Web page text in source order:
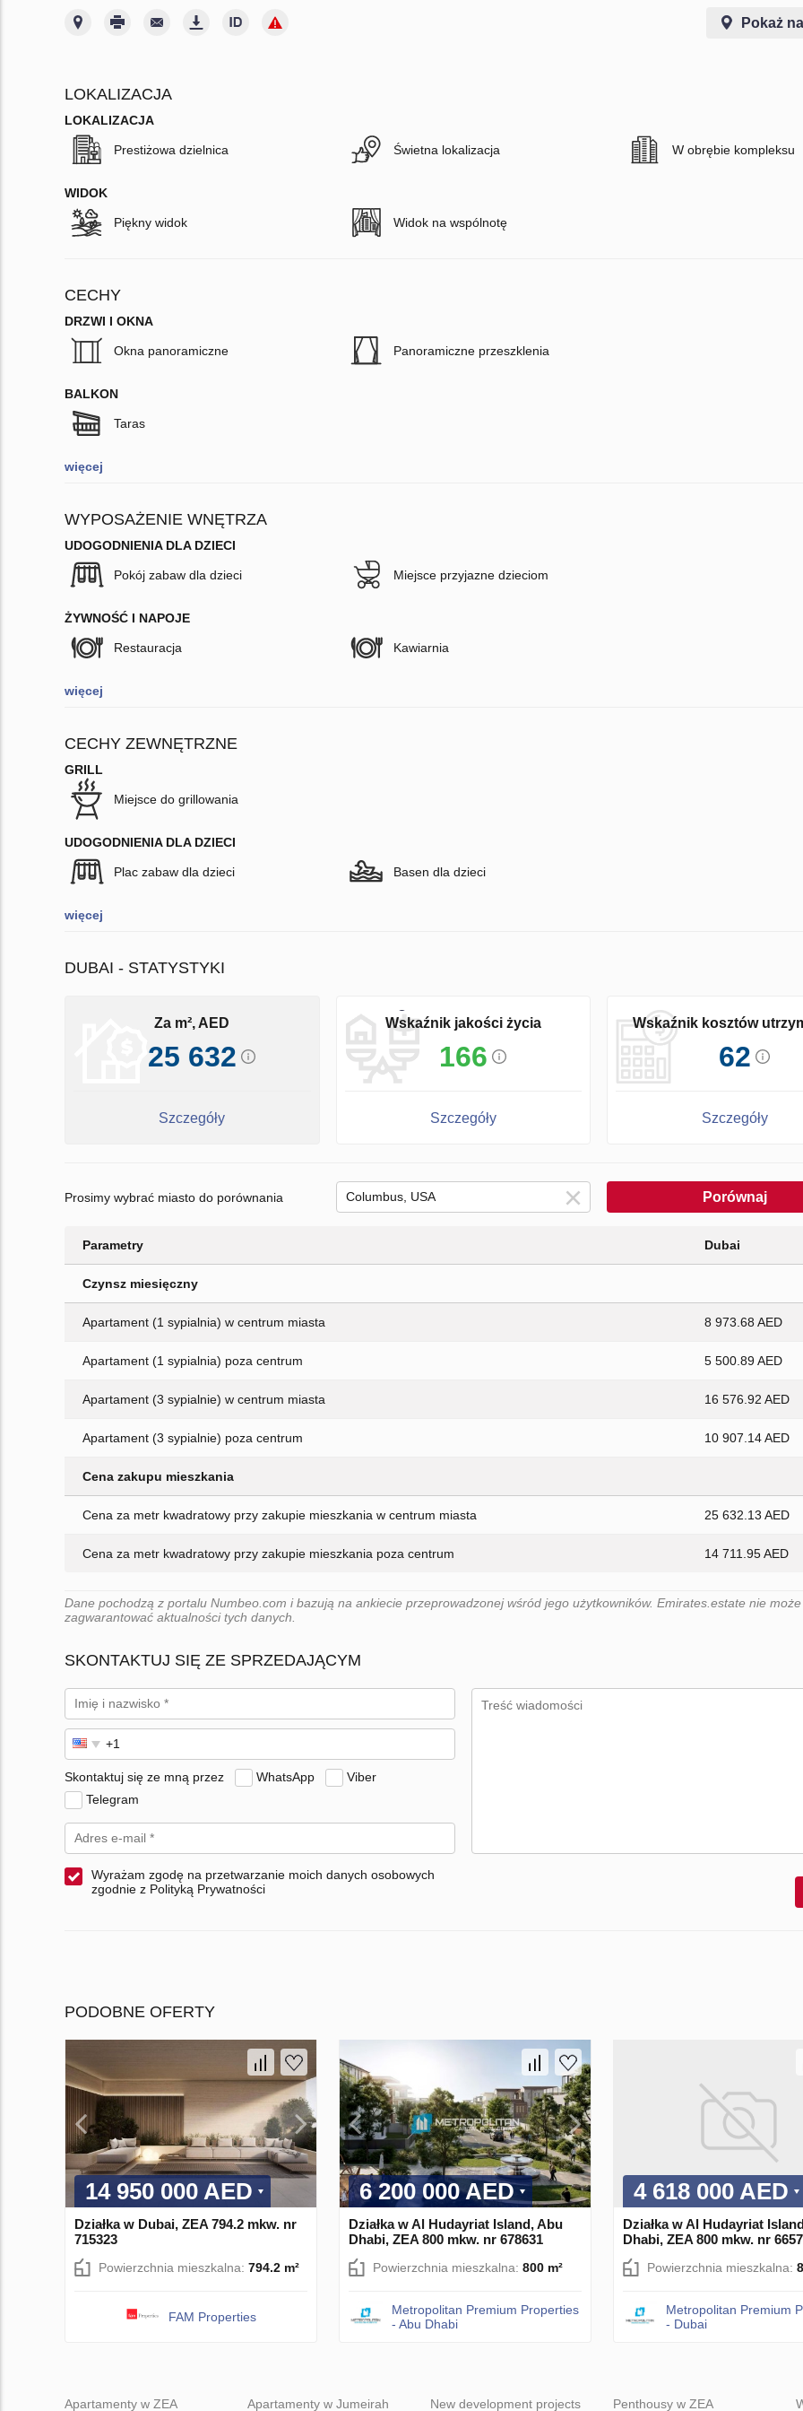
Pokaż
LOKALIZACJA
LOKALIZACJA
Prestiżowa dzielnica Świetna lokalizacja W obrębie kompleksu
WIDOK
Piękny widok Widok na wspólnotę
CECHY
DRZWI I OKNA
Okna panoramiczne Panoramiczne przeszklenia
BALKON
Taras
więcej
WYPOSAŻENIE WNĘTRZA
UDOGODNIENIA DLA DZIECI
Pokój zabaw dla dzieci Miejsce przyjazne dzieciom
ŻYWNOŚĆ I NAPOJE
Restauracja Kawiarnia
więcej
CECHY ZEWNĘTRZNE
GRILL
Miejsce do grillowania
UDOGODNIENIA DLA DZIECI
Plac zabaw dla dzieci Basen dla dzieci
więcej
DUBAI - STATYSTYKI
Za m², AED
25 632
Szczegóły
Wskaźnik jakości życia
166
Szczegóły
Wskaźnik kosztów
62
Szczegóły
Prosimy wybrać miasto do porównania Porównaj
Parametry Dubai
Czynsz miesięczny
Apartament (1 sypialnia) w centrum miasta 8 973.68 AED
Apartament (1 sypialnia) poza centrum 5 500.89 AED
Apartament (3 sypialnie) w centrum miasta 16 576.92 AED
Apartament (3 sypialnie) poza centrum 10 907.14 AED
Cena zakupu mieszkania
Cena za metr kwadratowy przy zakupie mieszkania w centrum miasta 25 632.13 AED
Cena za metr kwadratowy przy zakupie mieszkania poza centrum 14 711.95 AED
Dane pochodzą z portalu Numbeo.com i bazują na ankiecie przeprowadzonej wśród jego użytkowników. Emirates.estate nie może
zagwarantować aktualności tych danych.
SKONTAKTUJ SIĘ ZE SPRZEDAJĄCYM
Skontaktuj się ze mną przez WhatsApp
Viber
Telegram
Wyrażam zgodę na przetwarzanie moich danych osobowych
zgodnie z Polityką Prywatności
PODOBNE OFERTY
14 950 000 AED
Działka w Dubai, ZEA 794.2 mkw. nr
715323
Powierzchnia mieszkalna: 794.2 m²
FAM Properties
6 200 000 AED
Działka w Al Hudayriat Island, Abu
Dhabi, ZEA 800 mkw. nr 678631
Powierzchnia mieszkalna: 800 m²
Metropolitan Premium Properties
- Abu Dhabi
4 618 000 AED
Działka w Al Hudayriat
Dhabi, ZEA 800 mkw. nr
Powierzchnia mieszkalna:
Metropolitan Premium
- Dubai
Apartamenty w ZEA Apartamenty w Jumeirah
New development projects
Penthousy w ZEA